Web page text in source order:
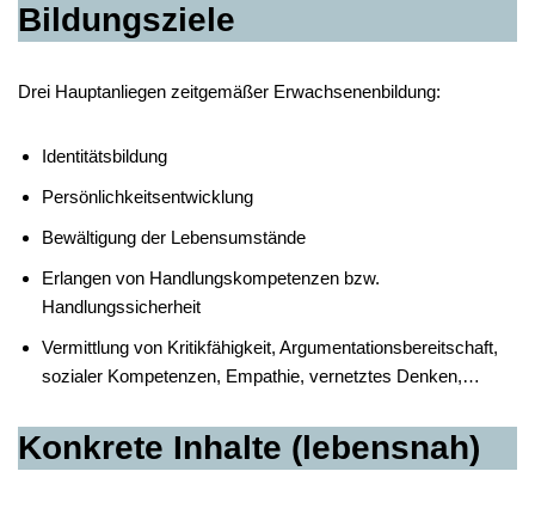
Bildungsziele
Drei Hauptanliegen zeitgemäßer Erwachsenenbildung:
Identitätsbildung
Persönlichkeitsentwicklung
Bewältigung der Lebensumstände
Erlangen von Handlungskompetenzen bzw.
Handlungssicherheit
Vermittlung von Kritikfähigkeit, Argumentationsbereitschaft,
sozialer Kompetenzen, Empathie, vernetztes Denken,…
Konkrete Inhalte (lebensnah)